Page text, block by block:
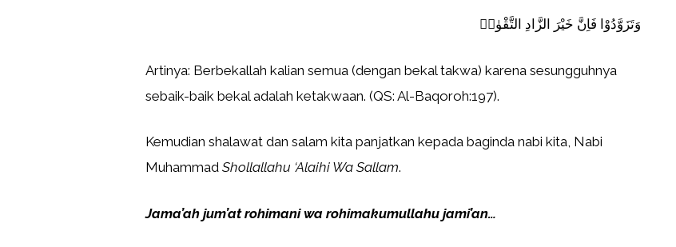
وَتَزَوَّدُوْا فَاِنَّ خَيْرَ الزَّادِ التَّقْوٰىۖ
Artinya: Berbekallah kalian semua (dengan bekal takwa) karena sesungguhnya
sebaik-baik bekal adalah ketakwaan. (QS: Al-Baqoroh:197).
Kemudian shalawat dan salam kita panjatkan kepada baginda nabi kita, Nabi
Muhammad Shollallahu ‘Alaihi Wa Sallam.
Jama’ah jum’at rohimani wa rohimakumullahu jami’an…